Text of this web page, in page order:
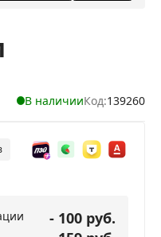
В наличииКод:139260
- 100 руб.